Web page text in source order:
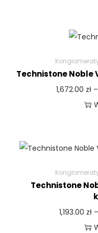
Technistone
1,672.00 zł –
Technistone
1,193.00 zł –